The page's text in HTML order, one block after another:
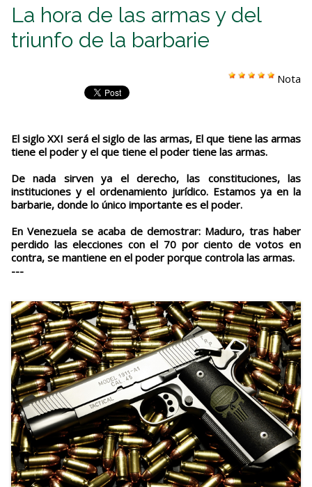
La hora de las armas y del
triunfo de la barbarie
Nota
El siglo XXI será el siglo de las armas, El que tiene las armas
tiene el poder y el que tiene el poder tiene las armas.
De nada sirven ya el derecho, las constituciones, las
instituciones y el ordenamiento jurídico. Estamos ya en la
barbarie, donde lo único importante es el poder.
En Venezuela se acaba de demostrar: Maduro, tras haber
perdido las elecciones con el 70 por ciento de votos en
contra, se mantiene en el poder porque controla las armas.
---